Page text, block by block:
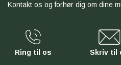
Kontakt os og forhør dig om dine
Ring til os Skriv til